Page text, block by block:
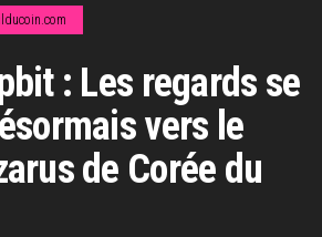
: Les regards se
vers le
de Corée du